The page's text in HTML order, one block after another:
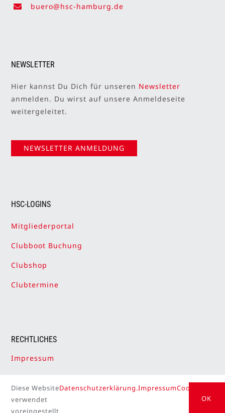
buero@hsc-hamburg.de
NEWSLETTER
Hier kannst Du Dich für unseren Newsletter
anmelden. Du wirst auf unsere Anmeldeseite
weitergeleitet.
NEWSLETTER ANMELDUNG
HSC-LOGINS
Mitgliederportal
Clubboot Buchung
Clubshop
Clubtermine
RECHTLICHES
Impressum
Cookie-Einstellungen
Diese Website
verwendet
voreingestellt
Datenschutzerklärung.ImpressumCookie
OK